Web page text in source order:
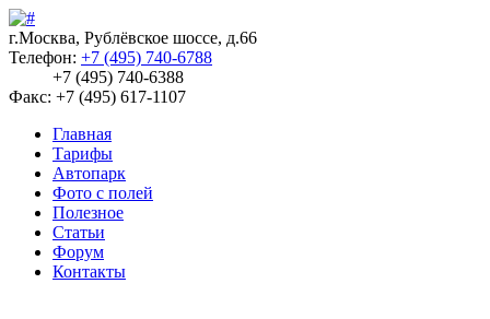
г.Москва, Рублёвское шоссе, д.66
Телефон: +7 (495) 740-6788
+7 (495) 740-6388
Факс: +7 (495) 617-1107
Главная
Тарифы
Автопарк
Фото с полей
Полезное
Статьи
Форум
Контакты